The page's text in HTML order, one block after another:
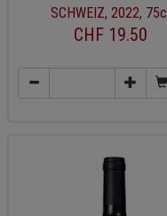
SCHWEIZ, 2022, 75cl
CHF 19.50